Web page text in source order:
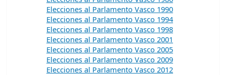
Elecciones al Parlamento Vasco 1990
Elecciones al Parlamento Vasco 1994
Elecciones al Parlamento Vasco 1998
Elecciones al Parlamento Vasco 2001
Elecciones al Parlamento Vasco 2005
Elecciones al Parlamento Vasco 2009
Elecciones al Parlamento Vasco 2012